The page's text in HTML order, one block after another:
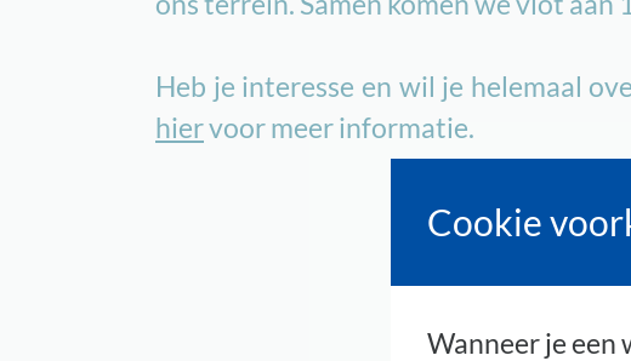
Heb je interesse en wil je helemaal
hiervoor meer informatie.
Cookie
Wanneer je een